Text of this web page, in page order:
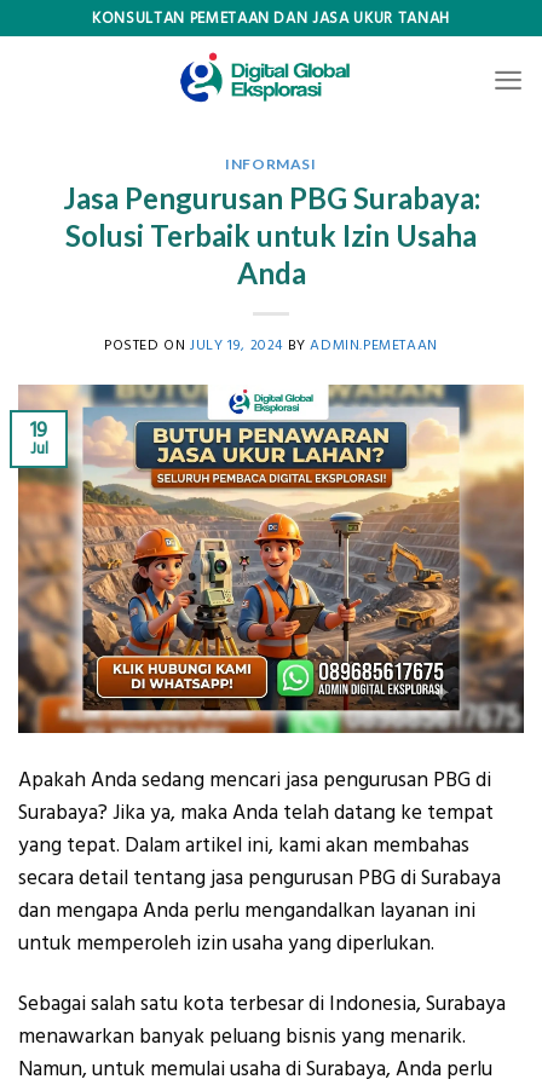
KONSULTAN PEMETAAN DAN JASA UKUR TANAH
INFORMASI
Jasa Pengurusan PBG Surabaya:
Solusi Terbaik untuk Izin Usaha
Anda
POSTED ONJULY 19, 2024 BYADMIN.PEMETAAN
19
Jul
Apakah Anda sedang mencari jasa pengurusan PBG di
Surabaya? Jika ya, maka Anda telah datang ke tempat
yang tepat. Dalam artikel ini, kami akan membahas
secara detail tentang jasa pengurusan PBG di Surabaya
dan mengapa Anda perlu mengandalkan layanan ini
untuk memperoleh izin usaha yang diperlukan.
Sebagai salah satu kota terbesar di Indonesia, Surabaya
menawarkan banyak peluang bisnis yang menarik.
Namun, untuk memulai usaha di Surabaya, Anda perlu